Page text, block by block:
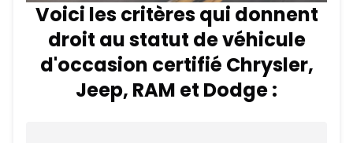
Voici les critères qui donnent
droit au statut de véhicule
d'occasion certifié Chrysler,
Jeep, RAM et Dodge :